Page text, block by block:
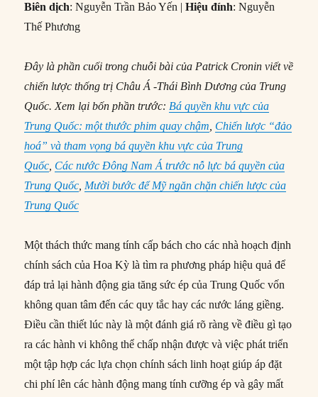
Biên dịch: Nguyễn Trần Bảo Yến |Hiệu đính: Nguyễn
Thế Phương
Đây là phần cuối trong chuỗi bài của Patrick Cronin viết về
chiến lược thống trị Châu Á -Thái Bình Dương của Trung
Quốc. Xem lại bốn phần trước:Bá quyền khu vực của
Trung Quốc: một thước phim quay chậm, Chiến lược “đảo
hoá” và tham vọng bá quyền khu vực của Trung
Quốc, Các nước Đông Nam Á trước nỗ lực bá quyền của
Trung Quốc,Mười bước để Mỹ ngăn chặn chiến lược của
Trung Quốc
Một thách thức mang tính cấp bách cho các nhà hoạch định
chính sách của Hoa Kỳ là tìm ra phương pháp hiệu quả để
đáp trả lại hành động gia tăng sức ép của Trung Quốc vốn
không quan tâm đến các quy tắc hay các nước láng giềng.
Điều cần thiết lúc này là một đánh giá rõ ràng về điều gì tạo
ra các hành vi không thể chấp nhận được và việc phát triển
một tập hợp các lựa chọn chính sách linh hoạt giúp áp đặt
chi phí lên các hành động mang tính cưỡng ép và gây mất